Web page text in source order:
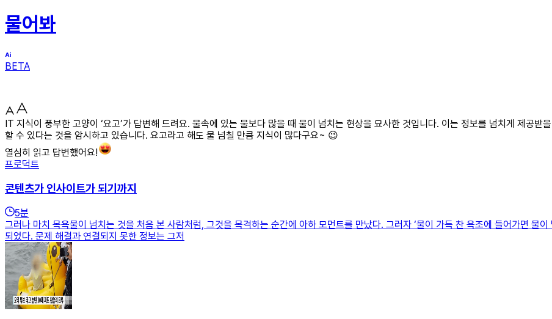
물어봐
BETA
IT 지식이 풍부한 고양이 ‘요고’가 답변해 드려요. 물속에 있는 물보다 많을 때 물이 넘치는 현상을 묘사한 것입니다. 이는 정보를 넘치게 제공받
할 수 있다는 것을 암시하고 있습니다. 요고라고 해도 물 넘칠 만큼 지식이 많다구요~ 😉
열심히 읽고 답변했어요!
프로덕트
콘텐츠가 인사이트가 되기까지
5분
그러나 마치 목욕물이 넘치는 것을 처음 본 사람처럼, 그것을 목격하는 순간에 아하 모먼트를 만났다. 그러자 ‘물이 가득 찬 욕조에 들어가면 물
되었다. 문제 해결과 연결되지 못한 정보는 그저